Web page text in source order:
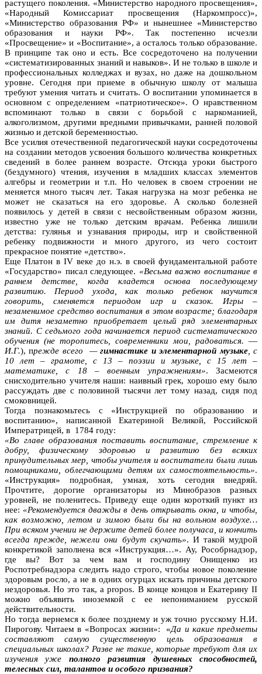
растущего поколения. «Министерство народного просвещения»,
«Народный Комиссариат просвещения (Наркомпросс)»,
«Министерство образования РФ» и нынешнее «Министерство
образования и науки РФ». Так постепенно исчезли
«Просвещение» и «Воспитание», а осталось только образование.
В принципе так оно и есть. Все сосредоточено на получении
«систематизированных знаний и навыков». И не только в школе и
профессиональных колледжах и вузах, но даже на дошкольном
уровне. Сегодня при приеме в обычную школу от малыша
требуют умения читать и считать. О воспитании упоминается в
основном с определением «патриотическое». О нравственном
вспоминают только в связи с борьбой с наркоманией,
алкоголизмом, другими вредными привычками, ранней половой
жизнью и детской беременностью.
Все усилия отечественной педагогической науки сосредоточены
на создании методов усвоения большого количества конкретных
сведений в более раннем возрасте. Отсюда уроки быстрого
(бездумного) чтения, изучения в младших классах элементов
алгебры и геометрии и т.п. Но человек в своем строении не
меняется много тысяч лет. Такая нагрузка на мозг ребенка не
может не сказаться на его здоровье. А сколько болезней
появилось у детей в связи с несвойственным образом жизни,
известно уже не только детским врачам. Ребенка лишили
детства: гулянья и узнавания природы, игр и свойственной
ребенку подвижности и много другого, из чего состоит
прекрасное понятие «детство».
Еще Платон в IV веке до н.э. в своей фундаментальной работе
«Государство» писал следующее. «Весьма важно воспитание в
раннем детстве, когда кладется основа последующему
развитию. Период ухода, как только ребенок научится
говорить, сменяется периодом игр и сказок. Игры –
незаменимое средство воспитания в этом возрасте; благодаря
им дитя незаметно приобретает целый ряд элементарных
знаний. С седьмого года начинается период систематического
обучения (не торопитесь, современники мои, радоваться. —
И.Г.), прежде всего —гимнастике и элементарной музыке, с
10 лет – грамоте, с 13 – поэзии и музыке, с 15 лет –
математике, с 18 – военным упражнениям». Засмеются
снисходительно учителя наши: наивный грек, хорошо ему было
рассуждать две с половиной тысячи лет тому назад, сидя под
смоковницей.
Тогда познакомьтесь с «Инструкцией по образованию и
воспитанию», написанной Екатериной Великой, Российской
Императрицей, в 1784 году:
«Во главе образования поставить воспитание, стремление к
добру, физическому здоровью и развитию без всяких
принудительных мер, чтобы учителя и воспитатели были лишь
помощниками, облегчающими детям их самостоятельность».
«Инструкция» подробная, умная, хоть сегодня внедряй.
Прочтите, дорогие организаторы из Минобразов разных
уровней, не поленитесь. Приведу еще один короткий пункт из
нее:«Рекомендуется дважды в день открывать окна, и чтобы,
как возможно, летом и зимою были бы на вольном воздухе…
При всяком учении не держите детей более получаса, и кончить
всегда прежде, нежели они будут скучать». И такой мудрой
конкретикой заполнена вся «Инструкция…». Ау, Рособрнадзор,
где вы? Вот за чем вам и господину Онищенко из
Роспотребнадзора следить надо строго, чтобы новое поколение
здоровым росло, а не в одних огурцах искать причины детского
нездоровья. Но это так, a propos. В конце концов и Екатерину II
можно объявить иноземкой с ее непониманием русской
действительности.
Но тогда вернемся к более позднему и уж точно русскому Н.И.
Пирогову. Читаем в «Вопросах жизни»: «Да и какие предметы
составляют самую существенную цель образования в
специальных школах? Разве не такие, которые требуют для их
изучения уже полного развития душевных способностей,
телесных сил, талантов и особого призвания?